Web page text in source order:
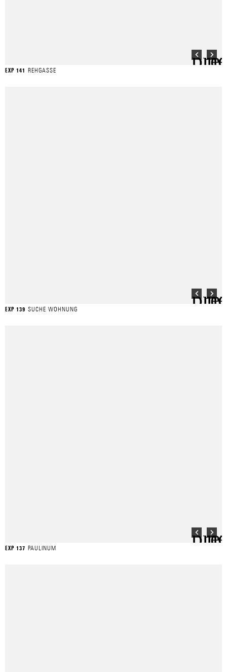
EXP 141 REHGASSE
EXP 139 SUCHE WOHNUNG
EXP 137 PAULINUM